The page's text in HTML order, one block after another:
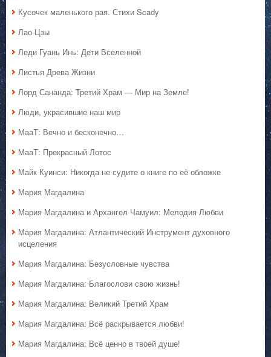
Кусочек маленького рая. Стихи Scady
Лао-Цзы
Леди Гуань Инь: Дети Вселенной
Листья Древа Жизни
Лорд Сананда: Третий Храм — Мир на Земле!
Люди, украсившие наш мир
МааТ: Вечно и бесконечно…
МааТ: Прекрасный Лотос
Майк Куинси: Никогда не судите о книге по её обложке
Мария Магдалина
Мария Магдалина и Архангел Чамуил: Мелодия Любви
Мария Магдалина: Атлантический Инструмент духовного
исцеления
Мария Магдалина: Безусловные чувства
Мария Магдалина: Благослови свою жизнь!
Мария Магдалина: Великий Третий Храм
Мария Магдалина: Всё раскрывается любви!
Мария Магдалина: Всё ценно в твоей душе!